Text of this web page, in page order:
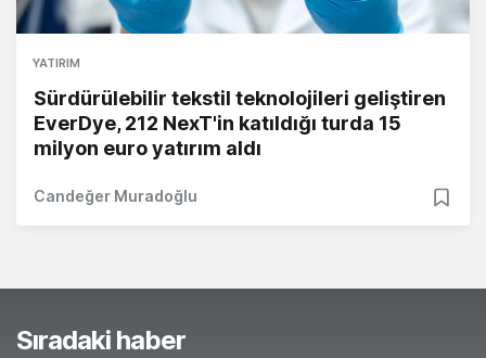
YATIRIM
Sürdürülebilir tekstil teknolojileri geliştiren
EverDye, 212 NexT'in katıldığı turda 15
milyon euro yatırım aldı
Candeğer Muradoğlu
Sıradaki haber